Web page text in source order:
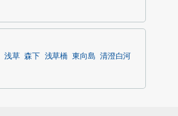
浅草 森下 浅草橋 東向島 清澄白河